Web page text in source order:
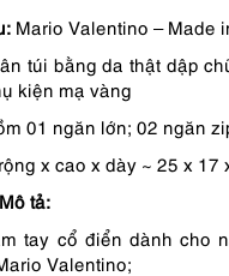
gốc
là:
1,790,000 ₫.
hiện
tại
là:
Mario Valentino – Made
túi bằng da thật dập
kiện mạ vàng
01 ngăn lớn; 02 ngăn
rộng x cao x dày ~ 25 x 17
tả:
tay cổ điển dành cho
Valentino;